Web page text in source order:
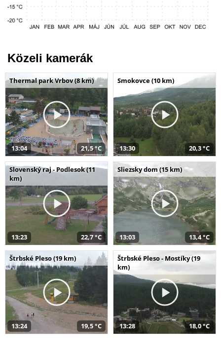
Közeli kamerák
Thermal park Vrbov (8 km)
13:04 21,5 °C
Smokovce (10 km)
13:30 20,3 °C
Slovenský raj - Podlesok (11
km)
13:23 22,7 °C
Sliezsky dom (15 km)
13:03 13,4 °C
Štrbské Pleso (19 km)
13:24 19,5 °C
Štrbské Pleso - Mostíky (19
km)
13:28 18,0 °C